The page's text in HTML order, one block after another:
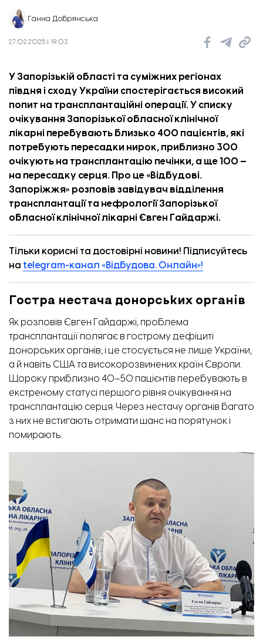
Ганна Добрянська
27.02.2025 | 19:03
У Запорізькій області та суміжних регіонах
півдня і сходу України спостерігається високий
попит на трансплантаційні операції. У списку
очікування Запорізької обласної клінічної
лікарні перебувають близько 400 пацієнтів, які
потребують пересадки нирок, приблизно 300
очікують на трансплантацію печінки, а ще 100 —
на пересадку серця. Про це «Відбудові.
Запоріжжя» розповів завідувач відділення
трансплантації та нефрології Запорізької
обласної клінічної лікарні Євген Гайдаржі.
Тільки корисні та достовірні новини! Підписуйтесь
на telegram-канал «Відбудова. Онлайн»!
Гостра нестача донорських органів
Як розповів Євген Гайдаржі, проблема
трансплантації полягає в гострому дефіциті
донорських органів, і це стосується не лише України,
а й навіть США та високорозвинених країн Європи.
Щороку приблизно 40–50 пацієнтів перебувають в
екстреному статусі першого рівня очікування на
трансплантацію серця. Через нестачу органів багато
з них не встигають отримати шанс на порятунок і
помирають.